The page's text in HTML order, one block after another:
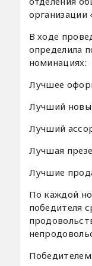
организации
В ходе
определила
номинациях:
Лучшее
Лучший
Лучший
Лучшая
Лучшие
По каждой
победителя